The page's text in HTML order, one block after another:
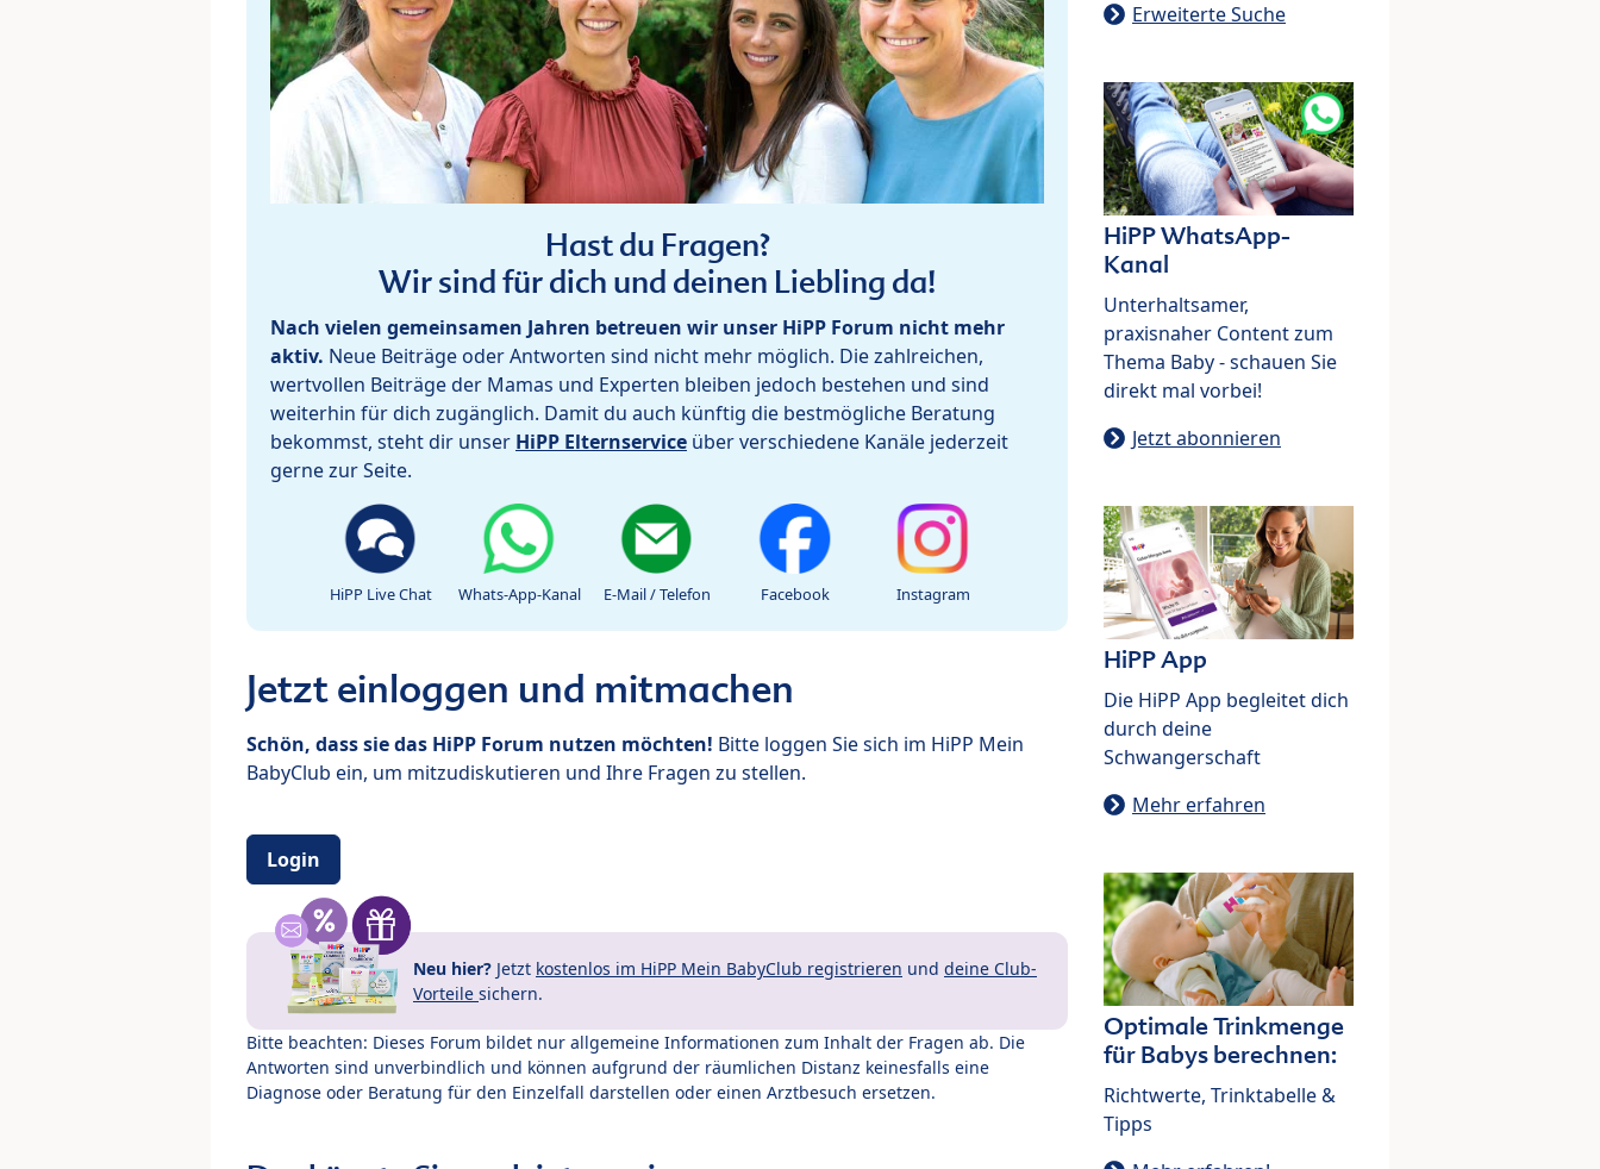
Hast du Fragen?
Wir sind für dich und deinen Liebling da!
Nach vielen gemeinsamen Jahren betreuen wir unser HiPP Forum nicht mehr
aktiv. Neue Beiträge oder Antworten sind nicht mehr möglich. Die zahlreichen,
wertvollen Beiträge der Mamas und Experten bleiben jedoch bestehen und sind
weiterhin für dich zugänglich. Damit du auch künftig die bestmögliche Beratung
bekommst, steht dir unser HiPP Elternservice über verschiedene Kanäle jederzeit
gerne zur Seite.
HiPP Live Chat Whats-App-Kanal E-Mail / Telefon Facebook Instagram
Jetzt einloggen und mitmachen
Schön, dass sie das HiPP Forum nutzen möchten! Bitte loggen Sie sich im HiPP Mein
BabyClub ein, um mitzudiskutieren und Ihre Fragen zu stellen.
Login
Neu hier? Jetzt kostenlos im HiPP Mein BabyClub registrieren und deine Club-
Vorteile sichern.
Bitte beachten: Dieses Forum bildet nur allgemeine Informationen zum Inhalt der Fragen ab. Die
Antworten sind unverbindlich und können aufgrund der räumlichen Distanz keinesfalls eine
Diagnose oder Beratung für den Einzelfall darstellen oder einen Arztbesuch ersetzen.
Erweiterte Suche
HiPP WhatsApp-
Kanal
Unterhaltsamer,
praxisnaher Content zum
Thema Baby - schauen Sie
direkt mal vorbei!
Jetzt abonnieren
HiPP App
Die HiPP App begleitet dich
durch deine
Schwangerschaft
Mehr erfahren
Optimale Trinkmenge
für Babys berechnen:
Richtwerte, Trinktabelle &
Tipps